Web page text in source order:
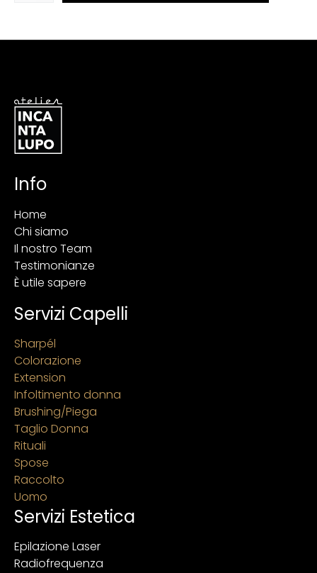
Info
Home
Chi siamo
Il nostro Team
Testimonianze
È utile sapere
Servizi Capelli
Sharpél
Colorazione
Extension
Infoltimento donna
Brushing/Piega
Taglio Donna
Rituali
Spose
Raccolto
Uomo
Servizi Estetica
Epilazione Laser
Radiofrequenza